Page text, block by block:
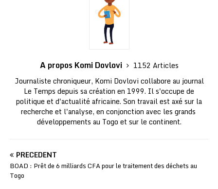
A propos Komi Dovlovi
1152 Articles
Journaliste chroniqueur, Komi Dovlovi collabore au journal
Le Temps depuis sa création en 1999. Il s'occupe de
politique et d'actualité africaine. Son travail est axé sur la
recherche et l'analyse, en conjonction avec les grands
développements au Togo et sur le continent.
PRÉCÉDENT
BOAD : Prêt de 6 milliards CFA pour le traitement des déchets au
Togo